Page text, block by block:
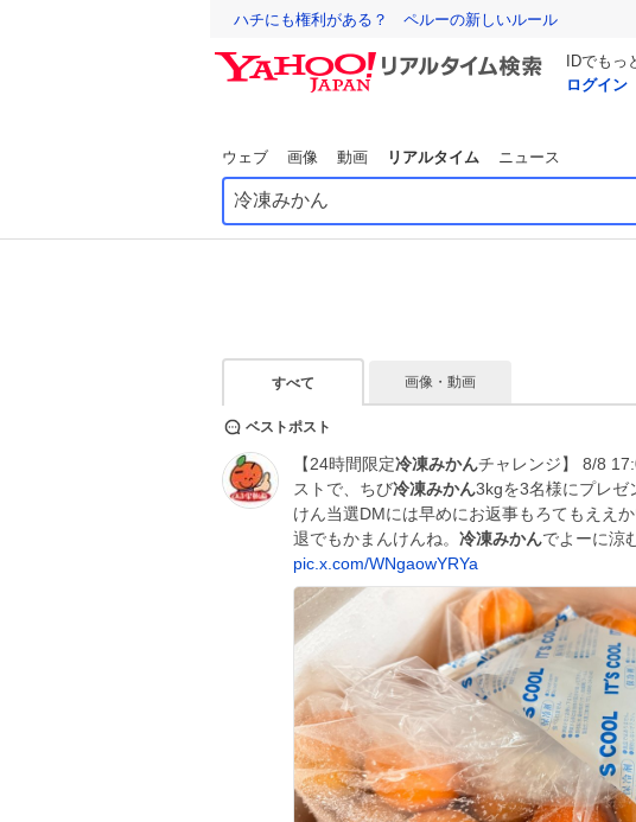
ハチにも権利がある？ ペルーの新しいルール
IDでもっ
ログイン
ウェブ 画像 動画 リアルタイム ニュース
すべて 画像・動画
ベストポスト
【24時間限定冷凍みかんチャレンジ】 8/8
ストで、ちび冷凍みかん3kgを3名様にプレゼ
けん当選DMには早めにお返事もろてもええ
退でもかまんけんね。 冷凍みかんでよーに涼
pic.x.com/WNgaowYRYa